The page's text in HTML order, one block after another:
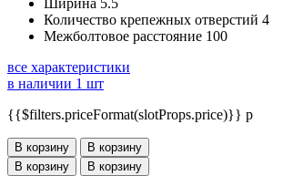
Ширина 5.5
Количество крепежных отверстий 4
Межболтовое расстояние 100
все характеристики
в наличии 1 шт
{{$filters.priceFormat(slotProps.price)}} p
В корзину
В корзину
В корзину
В корзину